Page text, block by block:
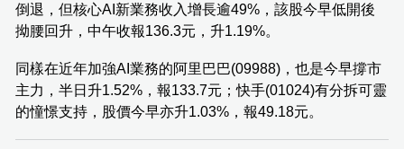
倒退，但核心AI新業務收入增長逾49%，該股今早低開後
拗腰回升，中午收報136.3元，升1.19%。
同樣在近年加強AI業務的阿里巴巴(09988)，也是今早撐市
主力，半日升1.52%，報133.7元；快手(01024)有分拆可靈
的憧憬支持，股價今早亦升1.03%，報49.18元。